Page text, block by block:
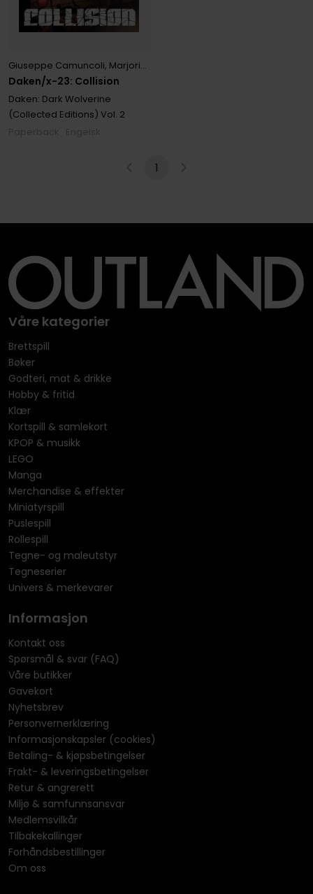
Daken/x-23: Collision
Giuseppe Camuncoli, Marjorie Liu
Daken: Dark Wolverine
(Collected Editions) Vol. 2
1
Våre kategorier
Brettspill
Bøker
Godteri, mat & drikke
Hobby & fritid
Klær
Kortspill & samlekort
KPOP & musikk
LEGO
Manga
Merchandise & effekter
Miniatyrspill
Puslespill
Rollespill
Tegne- og maleutstyr
Tegneserier
Univers & merkevarer
Informasjon
Kontakt oss
Spørsmål & svar (FAQ)
Våre butikker
Gavekort
Nyhetsbrev
Personvernerklæring
Informasjonskapsler (cookies)
Betaling- & kjøpsbetingelser
Frakt- & leveringsbetingelser
Retur & angrerett
Miljø & samfunnsansvar
Medlemsvilkår
Tilbakekallinger
Forhåndsbestillinger
Om oss